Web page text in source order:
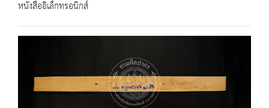
หนังสืออิเล็กทรอนิกส์